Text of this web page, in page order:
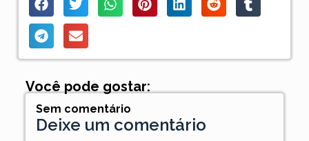
Você pode gostar:
Sem comentário
Deixe um comentário